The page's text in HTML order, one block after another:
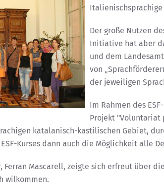
Der große Nutzen
Initiative hat aber
und dem
von
der jeweiligen
Im Rahmen des
Projekt
katalanisch-kastilischen Gebiet,
Kurses dann auch die Möglichkeit alle
Ferran Mascarell, zeigte sich erfreut über
wilkommen.